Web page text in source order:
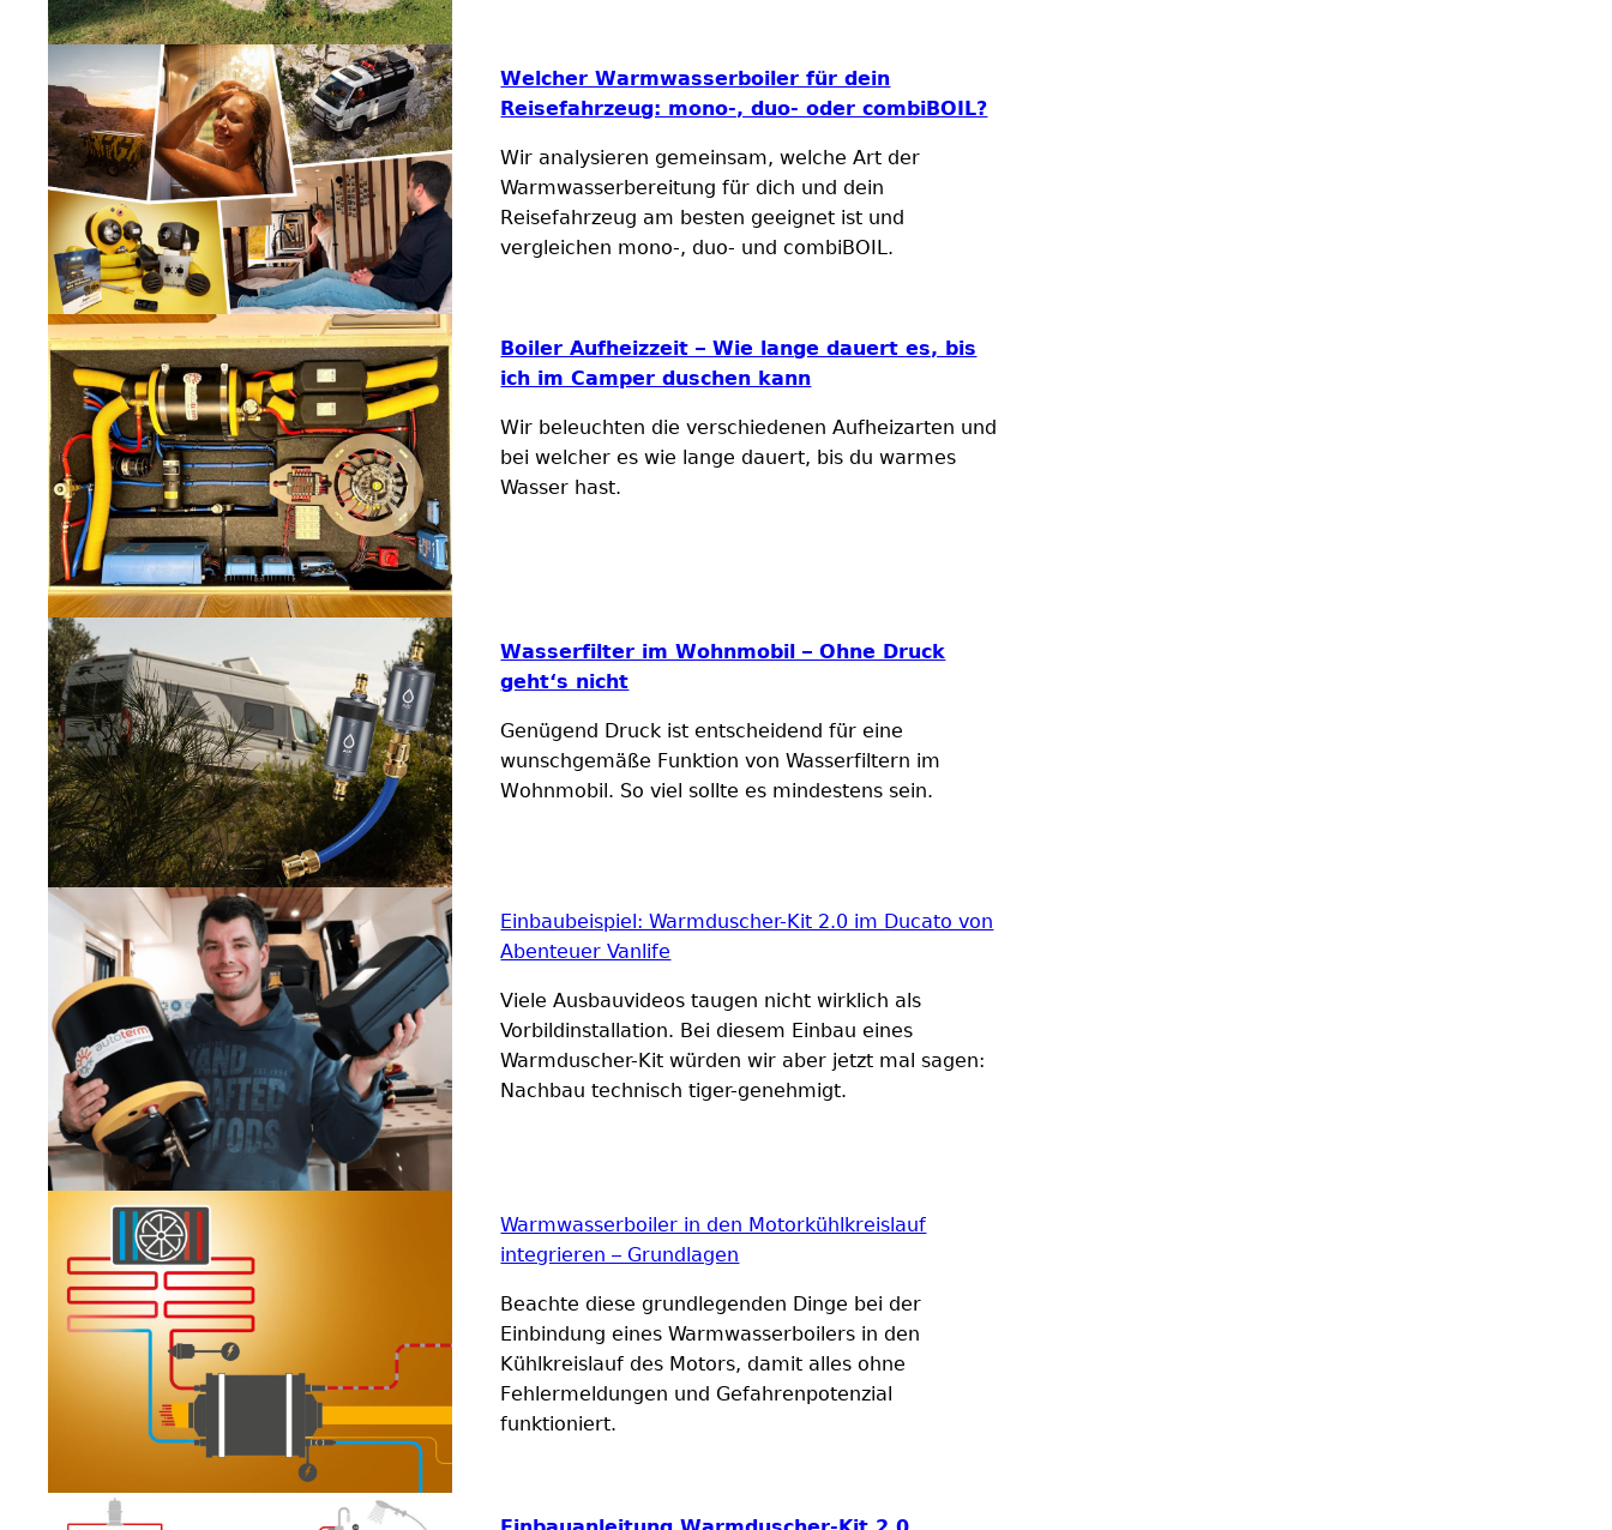
Welcher Warmwasserboiler für dein
Reisefahrzeug: mono-, duo- oder combiBOIL?
Wir analysieren gemeinsam, welche Art der
Warmwasserbereitung für dich und dein
Reisefahrzeug am besten geeignet ist und
vergleichen mono-, duo- und combiBOIL.
Boiler Aufheizzeit – Wie lange dauert es, bis
ich im Camper duschen kann
Wir beleuchten die verschiedenen Aufheizarten und
bei welcher es wie lange dauert, bis du warmes
Wasser hast.
Wasserfilter im Wohnmobil – Ohne Druck
geht‘s nicht
Genügend Druck ist entscheidend für eine
wunschgemäße Funktion von Wasserfiltern im
Wohnmobil. So viel sollte es mindestens sein.
Einbaubeispiel: Warmduscher-Kit 2.0 im Ducato von
Abenteuer Vanlife
Viele Ausbauvideos taugen nicht wirklich als
Vorbildinstallation. Bei diesem Einbau eines
Warmduscher-Kit würden wir aber jetzt mal sagen:
Nachbau technisch tiger-genehmigt.
Warmwasserboiler in den Motorkühlkreislauf
integrieren – Grundlagen
Beachte diese grundlegenden Dinge bei der
Einbindung eines Warmwasserboilers in den
Kühlkreislauf des Motors, damit alles ohne
Fehlermeldungen und Gefahrenpotenzial
funktioniert.